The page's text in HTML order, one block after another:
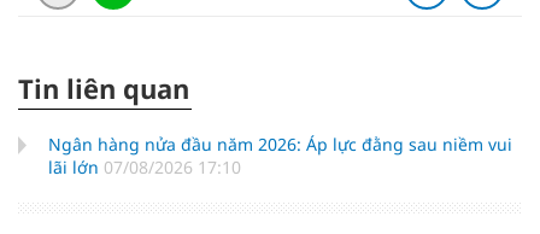
Tin liên quan
Ngân hàng nửa đầu năm 2026: Áp lực đằng sau niềm vui
lãi lớn 07/08/2026 17:10